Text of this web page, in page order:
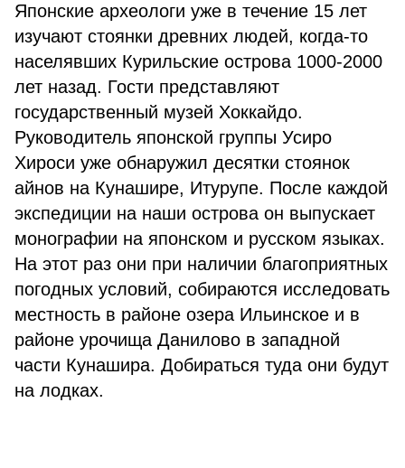
Японские археологи уже в течение 15 лет
изучают стоянки древних людей, когда-то
населявших Курильские острова 1000-2000
лет назад. Гости представляют
государственный музей Хоккайдо.
Руководитель японской группы Усиро
Хироси уже обнаружил десятки стоянок
айнов на Кунашире, Итурупе. После каждой
экспедиции на наши острова он выпускает
монографии на японском и русском языках.
На этот раз они при наличии благоприятных
погодных условий, собираются исследовать
местность в районе озера Ильинское и в
районе урочища Данилово в западной
части Кунашира. Добираться туда они будут
на лодках.